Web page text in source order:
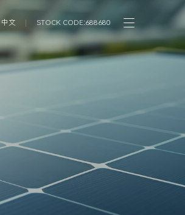
中文 STOCK CODE:688680